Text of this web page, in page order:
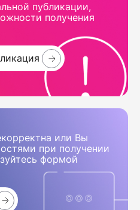
публикации,
получения
или Вы
при получении
формой